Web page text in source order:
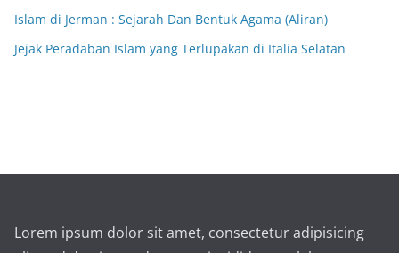
Islam di Jerman : Sejarah Dan Bentuk Agama (Aliran)
Jejak Peradaban Islam yang Terlupakan di Italia Selatan
Lorem ipsum dolor sit amet, consectetur adipisicing